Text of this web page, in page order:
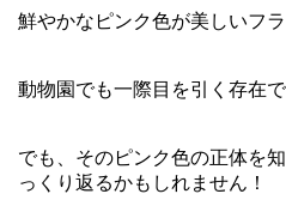
鮮やかなピンク色が美しいフラ
動物園でも一際目を引く存在で
でも、そのピンク色の正体を
っくり返るかもしれません！